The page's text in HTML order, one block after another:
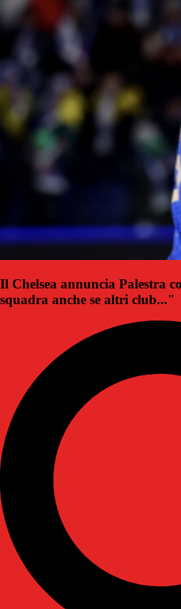
Il Chelsea annuncia Palestra
squadra anche se altri club..."